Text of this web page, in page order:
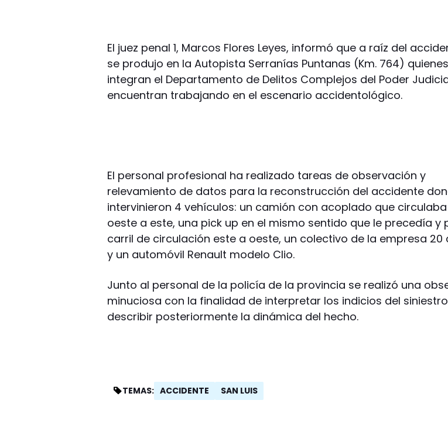
El juez penal 1, Marcos Flores Leyes, informó que a raíz del
se produjo en la Autopista Serranías Puntanas (Km. 764) quienes
integran el Departamento de Delitos Complejos del Poder
encuentran trabajando en el escenario accidentológico.
El personal profesional ha realizado tareas de observación y
relevamiento de datos para la reconstrucción del accidente
intervinieron 4 vehículos: un camión con acoplado que
oeste a este, una pick up en el mismo sentido que le precedía y
carril de circulación este a oeste, un colectivo de la empresa 20
y un automóvil Renault modelo Clio.
Junto al personal de la policía de la provincia se realizó una
minuciosa con la finalidad de interpretar los indicios del
describir posteriormente la dinámica del hecho.
TEMAS: ACCIDENTE SAN LUIS